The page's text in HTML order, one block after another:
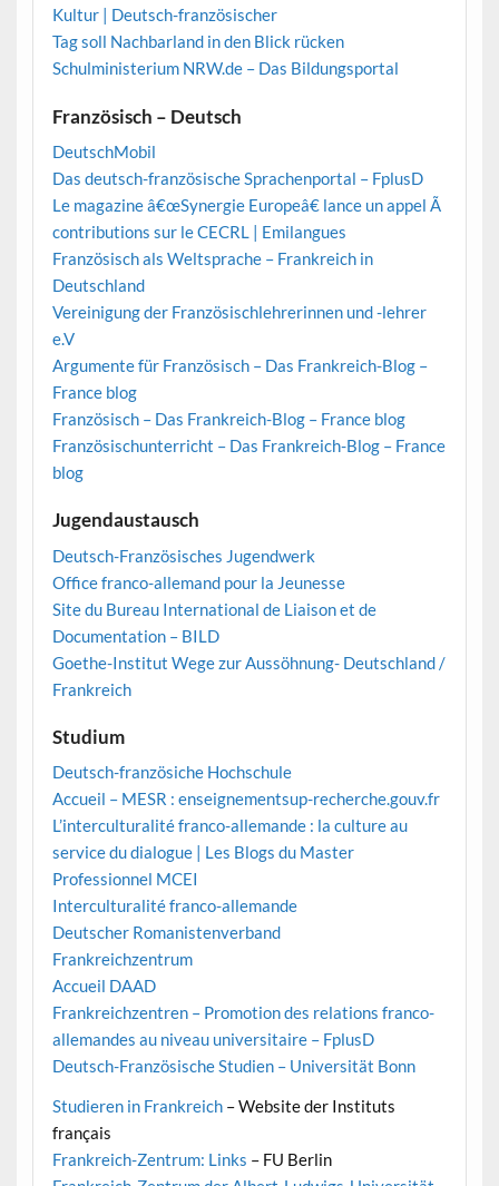
Kultur | Deutsch-französischer
Tag soll Nachbarland in den Blick rücken
Schulministerium NRW.de – Das Bildungsportal
Französisch – Deutsch
DeutschMobil
Das deutsch-französische Sprachenportal – FplusD
Le magazine â€œSynergie Europeâ€ lance un appel Ã
contributions sur le CECRL | Emilangues
Französisch als Weltsprache – Frankreich in
Deutschland
Vereinigung der Französischlehrerinnen und -lehrer
e.V
Argumente für Französisch – Das Frankreich-Blog –
France blog
Französisch – Das Frankreich-Blog – France blog
Französischunterricht – Das Frankreich-Blog – France
blog
Jugendaustausch
Deutsch-Französisches Jugendwerk
Office franco-allemand pour la Jeunesse
Site du Bureau International de Liaison et de
Documentation – BILD
Goethe-Institut Wege zur Aussöhnung- Deutschland /
Frankreich
Studium
Deutsch-französiche Hochschule
Accueil – MESR : enseignementsup-recherche.gouv.fr
L’interculturalité franco-allemande : la culture au
service du dialogue | Les Blogs du Master
Professionnel MCEI
Interculturalité franco-allemande
Deutscher Romanistenverband
Frankreichzentrum
Accueil DAAD
Frankreichzentren – Promotion des relations franco-
allemandes au niveau universitaire – FplusD
Deutsch-Französische Studien – Universität Bonn
Studieren in Frankreich– Website der Instituts
français
Frankreich-Zentrum: Links – FU Berlin